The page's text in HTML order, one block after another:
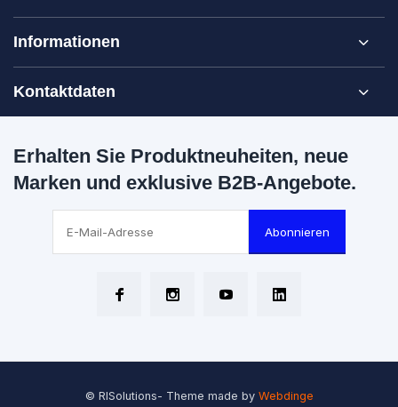
Informationen
Kontaktdaten
Erhalten Sie Produktneuheiten, neue
Marken und exklusive B2B-Angebote.
Abonnieren
© RISolutions- Theme made by Webdinge